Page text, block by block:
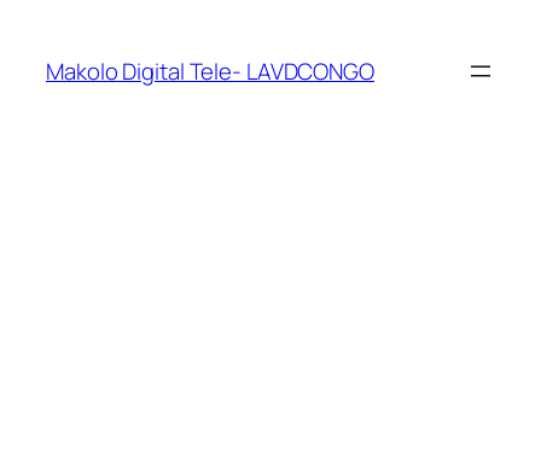
Makolo Digital Tele- LAVDCONGO